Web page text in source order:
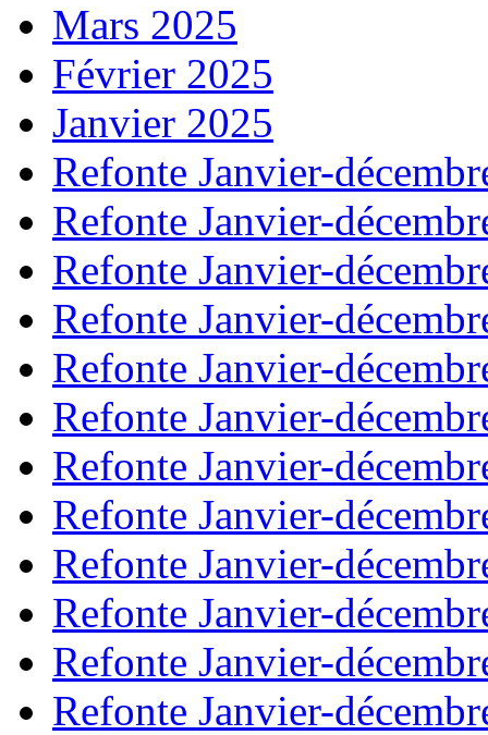
Mars 2025
Février 2025
Janvier 2025
Refonte Janvier-
Refonte Janvier-
Refonte Janvier-
Refonte Janvier-
Refonte Janvier-
Refonte Janvier-
Refonte Janvier-
Refonte Janvier-
Refonte Janvier-
Refonte Janvier-
Refonte Janvier-
Refonte Janvier-